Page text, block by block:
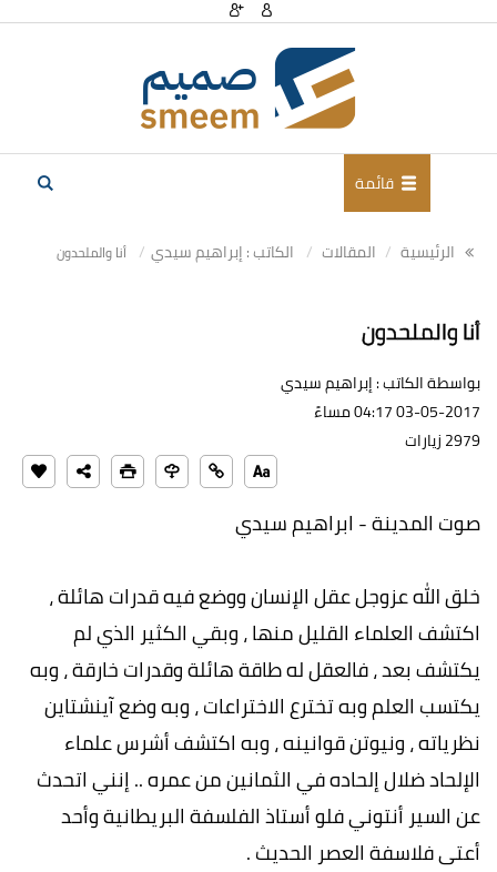
قائمة
الرئيسية المقالات الكاتب : إبراهيم سيدي أنا والملحدون
أنا والملحدون
بواسطة الكاتب : إبراهيم سيدي
03-05-2017 04:17 مساءً
2979 زيارات
صوت المدينة - ابراهيم سيدي
خلق الله عزوجل عقل الإنسان ووضع فيه قدرات هائلة ،
اكتشف العلماء القليل منها ، وبقي الكثير الذي لم
يكتشف بعد ، فالعقل له طاقة هائلة وقدرات خارقة ، وبه
يكتسب العلم وبه تخترع الاختراعات ، وبه وضع آينشتاين
نظرياته ، ونيوتن قوانينه ، وبه اكتشف أشرس علماء
الإلحاد ضلال إلحاده في الثمانين من عمره .. إنني اتحدث
عن السير أنتوني فلو أستاذ الفلسفة البريطانية وأحد
أعتى فلاسفة العصر الحديث .